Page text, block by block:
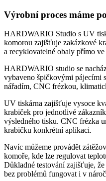
Výrobní proces máme
HARDWARIO Studio s UV
komorou zajišťuje zakázkové
a recyklovatelné obaly přímo
HARDWARIO studio se
vybaveno špičkovými pájecími
nářadím, CNC frézkou,
UV tiskárna zajišťuje vysoce
krabiček pro jednotlivé
výsledného tisku. CNC frézka
krabičku konkrétní aplikaci.
Navíc můžeme provádět
komoře, kde lze regulovat
Důkladné testování zajišťuje,
bez problémů fungovat i v